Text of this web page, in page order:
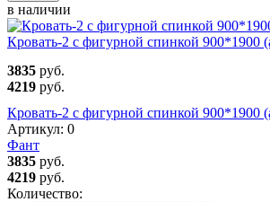
в наличии
Кровать-2 с фигурной спинкой 900*1900
3835 руб.
4219 руб.
Кровать-2 с фигурной спинкой 900*1900
Артикул: 0
Фант
3835 руб.
4219 руб.
Количество: